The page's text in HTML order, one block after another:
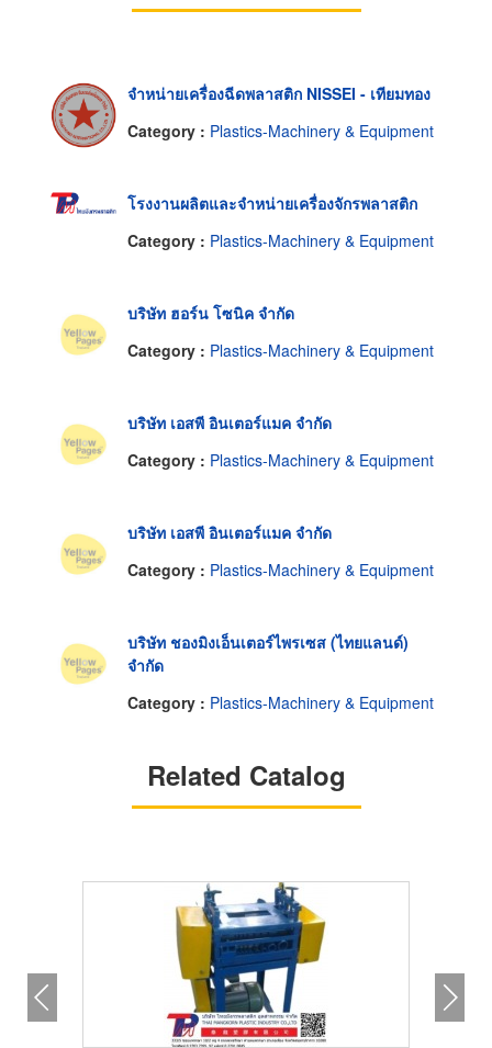
จำหน่ายเครื่องฉีดพลาสติก NISSEI - เทียมทอง
Category : Plastics-Machinery & Equipment
โรงงานผลิตและจำหน่ายเครื่องจักรพลาสติก
Category : Plastics-Machinery & Equipment
บริษัท ฮอร์น โซนิค จำกัด
Category : Plastics-Machinery & Equipment
บริษัท เอสพี อินเตอร์แมค จำกัด
Category : Plastics-Machinery & Equipment
บริษัท เอสพี อินเตอร์แมค จำกัด
Category : Plastics-Machinery & Equipment
บริษัท ชองมิงเอ็นเตอร์ไพรเซส (ไทยแลนด์)
จำกัด
Category : Plastics-Machinery & Equipment
Related Catalog